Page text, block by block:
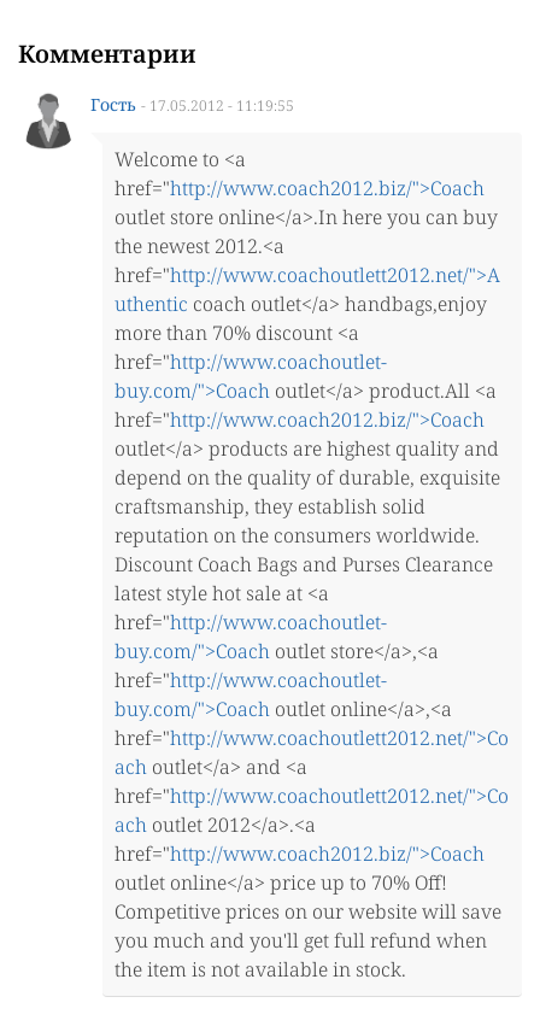
Комментарии
Гость - 17.05.2012 - 11:19:55
Welcome to <a
href="http://www.coach2012.biz/">Coach
outlet store online</a>.In here you can buy
the newest 2012.<a
href="http://www.coachoutlett2012.net/">A
uthentic coach outlet</a> handbags,enjoy
more than 70% discount <a
href="http://www.coachoutlet-
buy.com/">Coach outlet</a> product.All <a
href="http://www.coach2012.biz/">Coach
outlet</a> products are highest quality and
depend on the quality of durable, exquisite
craftsmanship, they establish solid
reputation on the consumers worldwide.
Discount Coach Bags and Purses Clearance
latest style hot sale at <a
href="http://www.coachoutlet-
buy.com/">Coach outlet store</a>,<a
href="http://www.coachoutlet-
buy.com/">Coach outlet online</a>,<a
href="http://www.coachoutlett2012.net/">Co
ach outlet</a> and <a
href="http://www.coachoutlett2012.net/">Co
ach outlet 2012</a>.<a
href="http://www.coach2012.biz/">Coach
outlet online</a> price up to 70% Off!
Competitive prices on our website will save
you much and you'll get full refund when
the item is not available in stock.